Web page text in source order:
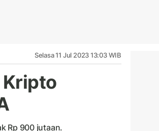
Selasa 11 Jul 2023 13:03 WIB
Kripto
Rp 900 jutaan.